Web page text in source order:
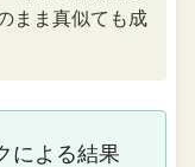
まま真似ても成
による結果